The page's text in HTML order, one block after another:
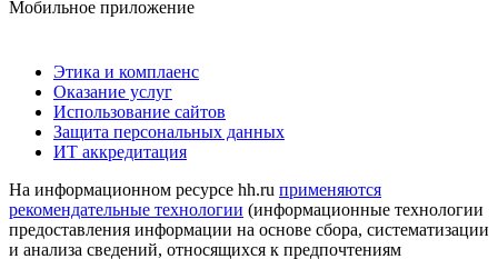
Мобильное приложение
Этика и комплаенс
Оказание услуг
Использование сайтов
Защита персональных данных
ИТ аккредитация
На информационном ресурсе hh.ru применяются
рекомендательные технологии (информационные технологии
предоставления информации на основе сбора, систематизации
и анализа сведений, относящихся к предпочтениям